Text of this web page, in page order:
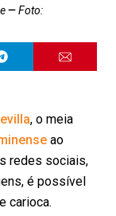
Foto:
, o meia
ao
redes sociais,
é possível
carioca.